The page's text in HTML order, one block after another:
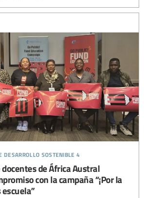
desarrollo sostenible 4
de África Austral
con la campaña “¡Por la